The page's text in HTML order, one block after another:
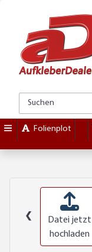
Folienplot
❮
Datei jetzt
hochladen